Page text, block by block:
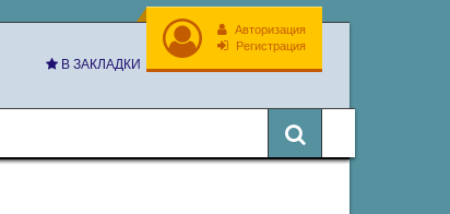
Авторизация
Регистрация
В ЗАКЛАДКИ